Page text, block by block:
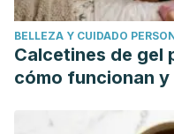
inocua? http://
A. E. Aguilar-González*
esencial del clavo de
alimentos. http://
BELLEZA Y CUIDADO
Calcetines de gel
cómo funcionan